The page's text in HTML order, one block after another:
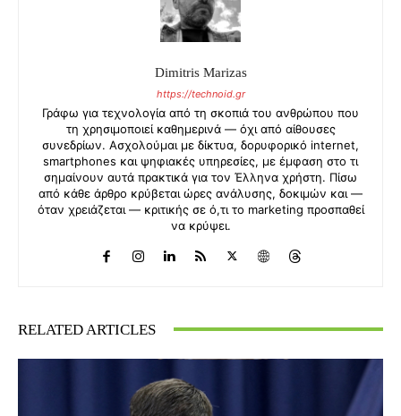
Dimitris Marizas
https://technoid.gr
Γράφω για τεχνολογία από τη σκοπιά του ανθρώπου που
τη χρησιμοποιεί καθημερινά — όχι από αίθουσες
συνεδρίων. Ασχολούμαι με δίκτυα, δορυφορικό internet,
smartphones και ψηφιακές υπηρεσίες, με έμφαση στο τι
σημαίνουν αυτά πρακτικά για τον Έλληνα χρήστη. Πίσω
από κάθε άρθρο κρύβεται ώρες ανάλυσης, δοκιμών και —
όταν χρειάζεται — κριτικής σε ό,τι το marketing προσπαθεί
να κρύψει.
RELATED ARTICLES